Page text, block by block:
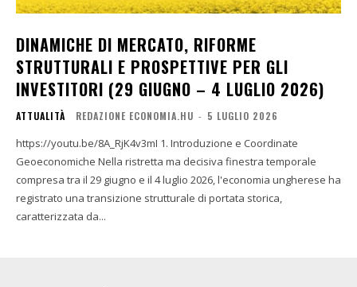
DINAMICHE DI MERCATO, RIFORME
STRUTTURALI E PROSPETTIVE PER GLI
INVESTITORI (29 GIUGNO – 4 LUGLIO 2026)
ATTUALITÀ REDAZIONE ECONOMIA.HU - 5 LUGLIO 2026
https://youtu.be/8A_RjK4v3mI 1. Introduzione e Coordinate
Geoeconomiche Nella ristretta ma decisiva finestra temporale
compresa tra il 29 giugno e il 4 luglio 2026, l'economia ungherese ha
registrato una transizione strutturale di portata storica,
caratterizzata da...